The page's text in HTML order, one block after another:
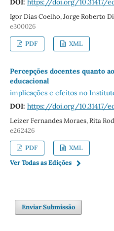
DOI: https://doi.org/10.31417/
Igor Dias Coelho, Jorge Roberto
e300026
PDF XML
Percepções docentes quanto
educacional
implicações e efeitos no
DOI: https://doi.org/10.31417/
Leizer Fernandes Moraes, Rita
e262426
PDF
XML
Ver Todas as Edições
Enviar Submissão